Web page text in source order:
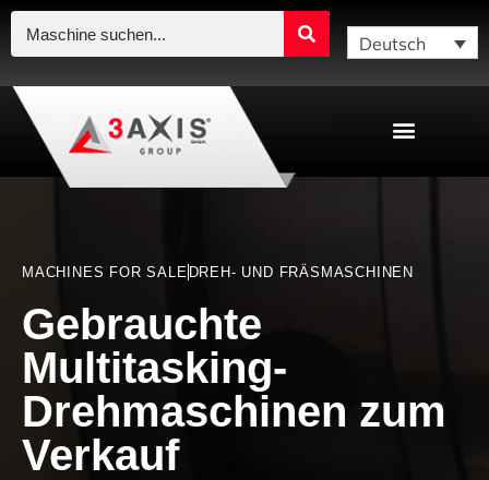
Deutsch
MACHINES FOR SALE DREH- UND FRÄSMASCHINEN
Gebrauchte
Multitasking-
Drehmaschinen zum
Verkauf